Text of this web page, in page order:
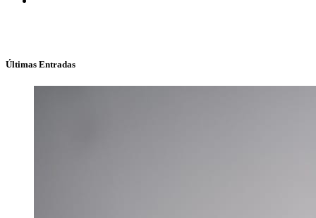
Últimas Entradas